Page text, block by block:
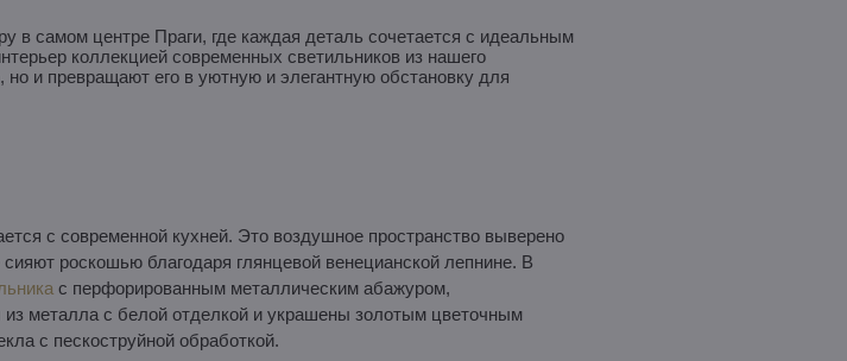
в самом центре Праги, где каждая деталь сочетается с идеальным
коллекцией современных светильников из нашего
и превращают его в уютную и элегантную обстановку для
с современной кухней. Это воздушное пространство выверено
роскошью благодаря глянцевой венецианской лепнине. В
с перфорированным металлическим абажуром,
металла с белой отделкой и украшены золотым цветочным
с пескоструйной обработкой.